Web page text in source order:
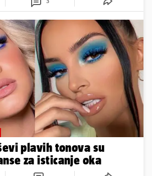
plavih tonova su
za isticanje oka